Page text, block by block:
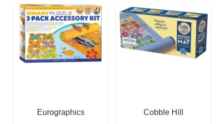
Eurographics
Cobble Hill